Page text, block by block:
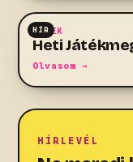
HÍR
HÍREK
Heti
Olvasom →
HÍRLEVÉL